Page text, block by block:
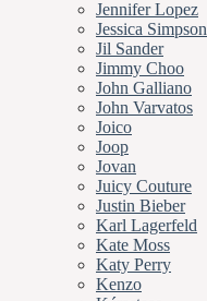
Jennifer Lopez
Jessica Simpson
Jil Sander
Jimmy Choo
John Galliano
John Varvatos
Joico
Joop
Jovan
Juicy Couture
Justin Bieber
Karl Lagerfeld
Kate Moss
Katy Perry
Kenzo